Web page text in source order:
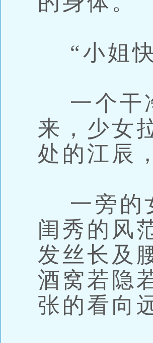
“小姐快
一个干
来，少女
处的江辰
一旁的
闺秀的风
发丝长及
酒窝若隐
张的看向